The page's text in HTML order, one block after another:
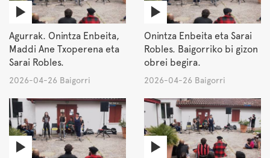
Agurrak. Onintza Enbeita,
Maddi Ane Txoperena eta
Sarai Robles.
2026-04-26 Baigorri
Onintza Enbeita eta Sarai
Robles. Baigorriko bi gizon
obrei begira.
2026-04-26 Baigorri